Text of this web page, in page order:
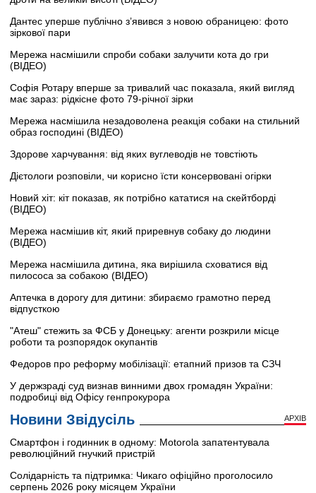
Дантес уперше публічно з’явився з новою обраницею: фото
зіркової пари
Мережа насмішили спроби собаки залучити кота до гри
(ВІДЕО)
Софія Ротару вперше за тривалий час показала, який вигляд
має зараз: рідкісне фото 79-річної зірки
Мережа насмішила незадоволена реакція собаки на стильний
образ господині (ВІДЕО)
Здорове харчування: від яких вуглеводів не товстіють
Дієтологи розповіли, чи корисно їсти консервовані огірки
Новий хіт: кіт показав, як потрібно кататися на скейтборді
(ВІДЕО)
Мережа насмішив кіт, який приревнув собаку до людини
(ВІДЕО)
Мережа насмішила дитина, яка вирішила сховатися від
пилососа за собакою (ВІДЕО)
Аптечка в дорогу для дитини: збираємо грамотно перед
відпусткою
"Атеш" стежить за ФСБ у Донецьку: агенти розкрили місце
роботи та розпорядок окупантів
Федоров про реформу мобілізації: етапний призов та СЗЧ
У держзраді суд визнав винними двох громадян України:
подробиці від Офісу генпрокурора
Новини Звідусіль АРХІВ
Смартфон і годинник в одному: Motorola запатентувала
революційний гнучкий пристрій
Солідарність та підтримка: Чикаго офіційно проголосило
серпень 2026 року місяцем України